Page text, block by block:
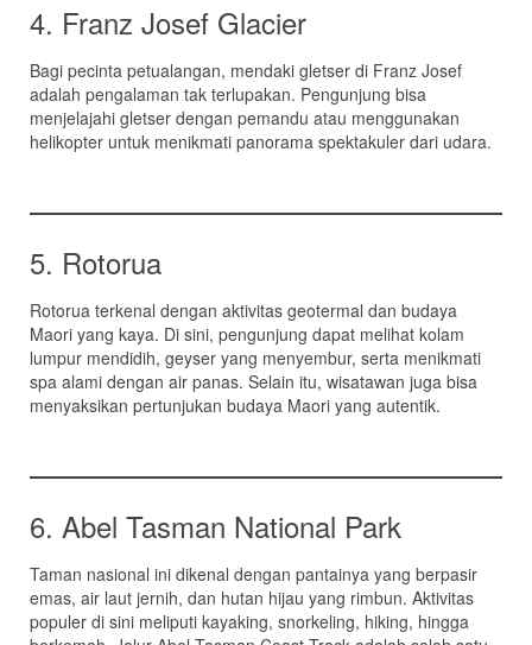
4. Franz Josef Glacier
Bagi pecinta petualangan, mendaki gletser di Franz Josef
adalah pengalaman tak terlupakan. Pengunjung bisa
menjelajahi gletser dengan pemandu atau menggunakan
helikopter untuk menikmati panorama spektakuler dari udara.
5. Rotorua
Rotorua terkenal dengan aktivitas geotermal dan budaya
Maori yang kaya. Di sini, pengunjung dapat melihat kolam
lumpur mendidih, geyser yang menyembur, serta menikmati
spa alami dengan air panas. Selain itu, wisatawan juga bisa
menyaksikan pertunjukan budaya Maori yang autentik.
6. Abel Tasman National Park
Taman nasional ini dikenal dengan pantainya yang berpasir
emas, air laut jernih, dan hutan hijau yang rimbun. Aktivitas
populer di sini meliputi kayaking, snorkeling, hiking, hingga